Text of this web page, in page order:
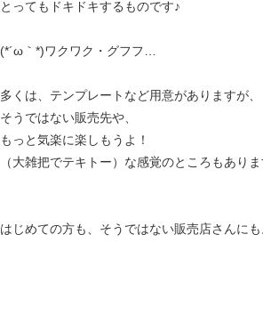
とってもドキドキするものです♪
(*´ω｀*)ワクワク・グフフ…
多くは、テンプレートなど用意がありますが、
そうではない販売先や、
もっと気楽に楽しもうよ！
（大雑把でテキトー）な感覚のところもあり
はじめての方も、そうではない販売店さんに